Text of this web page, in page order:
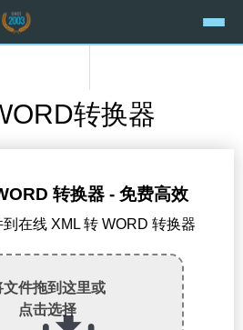
转换器
转换器 - 免费高效
在线 XML 转 WORD 转换器
文件拖到这里或
点击选择